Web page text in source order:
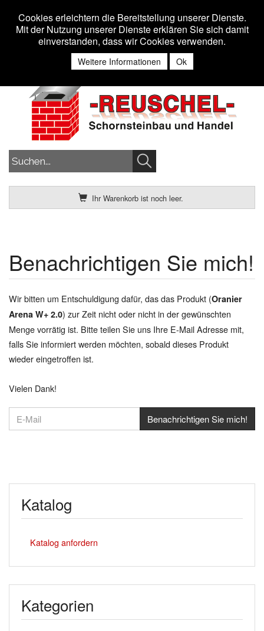
Anmelden
Ihr Warenkorb ist noch leer.
MENU Toggle
Benachrichtigen Sie mich!
Wir bitten um Entschuldigung dafür, das das Produkt (Oranier
Arena W+ 2.0) zur Zeit nicht oder nicht in der gewünschten
Menge vorrätig ist. Bitte teilen Sie uns Ihre E-Mail Adresse mit,
falls Sie informiert werden möchten, sobald dieses Produkt
wieder eingetroffen ist.
Vielen Dank!
Katalog
Katalog anfordern
Kategorien
Cookies erleichtern die Bereitstellung unserer Dienste.
Mit der Nutzung unserer Dienste erklären Sie sich damit
einverstanden, dass wir Cookies verwenden.
Weitere Informationen Ok